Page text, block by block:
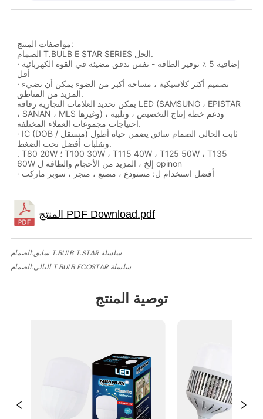
مواصفات المنتج:
الصمام T.BULB E STAR SERIES الحل.
· إضافية 5 ٪ توفير الطاقة - نفس تدفق مضيئة في القوة الكهربائية
أقل
· تصميم أكثر كلاسيكية ، مساحة أكبر من الضوء يمكن أن تضيء
المزيد من المناطق.
يمكن تحديد العلامات التجارية رقاقة LED (SAMSUNG ، EPISTAR
، SANAN ، MLS وغيرها) ، ودعم خطة إنتاج التخصيص ، وتلبية
احتياجات مجموعات العملاء المختلفة.
· IC (DOB / مستقل) ثابت الحالي الصمام سائق يضمن حياة أطول
وتقلبات أفضل تحت الضغط.
. T80 20W ؛ T100 30W ، T115 40W ، T125 50W ، T135
60W إلخ ، المزيد من الأحجام والطاقة ل opinon
· أفضل استخدام ل: مستودع ، مصنع ، متجر ، سوبر ماركت
سابق:
الصمام T.BULB T.STAR سلسلة
التالي:
الصمام T.BULB ECOSTAR سلسلة
توصية المنتج